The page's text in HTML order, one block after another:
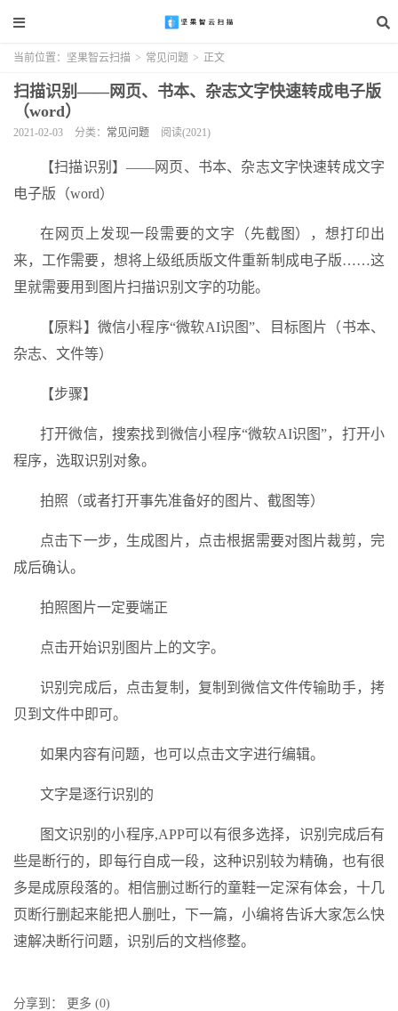
当前位置： 坚果智云扫描 > 常见问题 > 正文
扫描识别——网页、书本、杂志文字快速转成电子版
（word）
2021-02-03 分类： 常见问题 阅读(2021)
【扫描识别】——网页、书本、杂志文字快速转成文字
电子版（word）
在网页上发现一段需要的文字（先截图），想打印出
来，工作需要，想将上级纸质版文件重新制成电子版……这
里就需要用到图片扫描识别文字的功能。
【原料】微信小程序“微软AI识图”、目标图片（书本、
杂志、文件等）
【步骤】
打开微信，搜索找到微信小程序“微软AI识图”，打开小
程序，选取识别对象。
拍照（或者打开事先准备好的图片、截图等）
点击下一步，生成图片，点击根据需要对图片裁剪，完
成后确认。
拍照图片一定要端正
点击开始识别图片上的文字。
识别完成后，点击复制，复制到微信文件传输助手，拷
贝到文件中即可。
如果内容有问题，也可以点击文字进行编辑。
文字是逐行识别的
图文识别的小程序,APP可以有很多选择，识别完成后有
些是断行的，即每行自成一段，这种识别较为精确，也有很
多是成原段落的。相信删过断行的童鞋一定深有体会，十几
页断行删起来能把人删吐，下一篇，小编将告诉大家怎么快
速解决断行问题，识别后的文档修整。
分享到： 更多 (0)